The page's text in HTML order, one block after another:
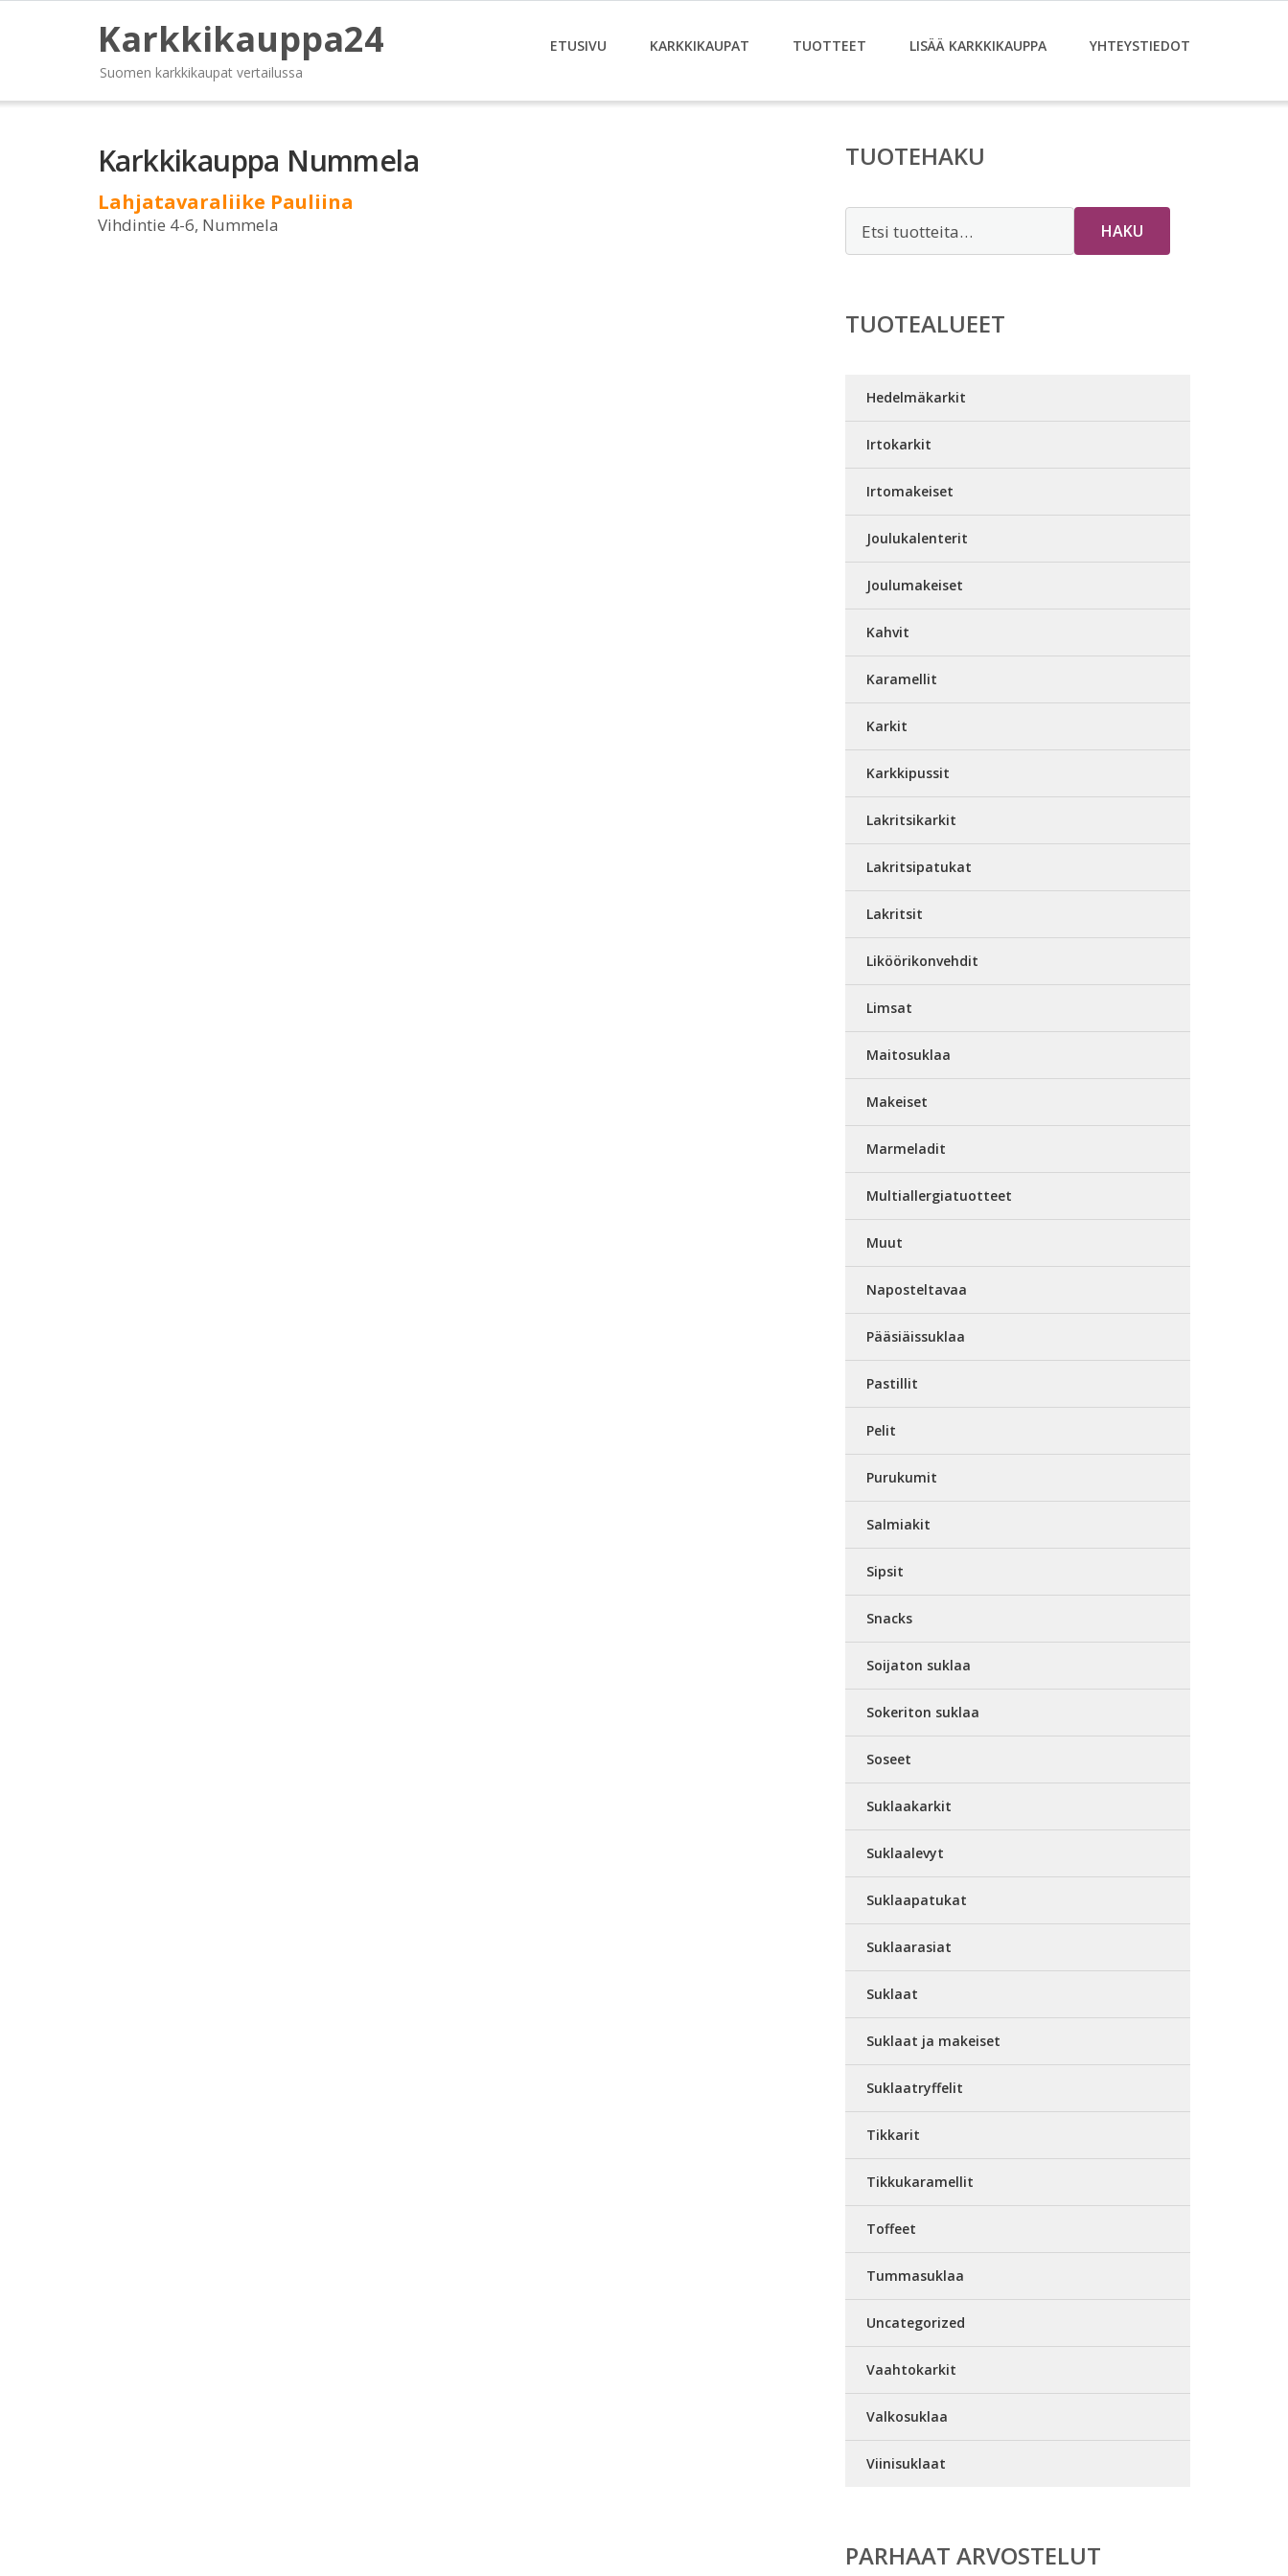
Karkkikauppa24
Suomen karkkikaupat vertailussa
ETUSIVU KARKKIKAUPAT TUOTTEET LISÄÄ KARKKIKAUPPA YHTEYSTIEDOT
Karkkikauppa Nummela
Lahjatavaraliike Pauliina
Vihdintie 4-6, Nummela
TUOTEHAKU
HAKU
TUOTEALUEET
Hedelmäkarkit
Irtokarkit
Irtomakeiset
Joulukalenterit
Joulumakeiset
Kahvit
Karamellit
Karkit
Karkkipussit
Lakritsikarkit
Lakritsipatukat
Lakritsit
Liköörikonvehdit
Limsat
Maitosuklaa
Makeiset
Marmeladit
Multiallergiatuotteet
Muut
Naposteltavaa
Pääsiäissuklaa
Pastillit
Pelit
Purukumit
Salmiakit
Sipsit
Snacks
Soijaton suklaa
Sokeriton suklaa
Soseet
Suklaakarkit
Suklaalevyt
Suklaapatukat
Suklaarasiat
Suklaat
Suklaat ja makeiset
Suklaatryffelit
Tikkarit
Tikkukaramellit
Toffeet
Tummasuklaa
Uncategorized
Vaahtokarkit
Valkosuklaa
Viinisuklaat
PARHAAT ARVOSTELUT